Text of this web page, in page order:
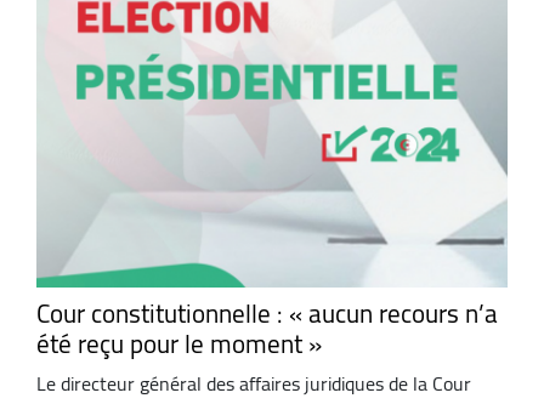
Cour constitutionnelle : « aucun recours n’a
été reçu pour le moment »
Le directeur général des affaires juridiques de la Cour